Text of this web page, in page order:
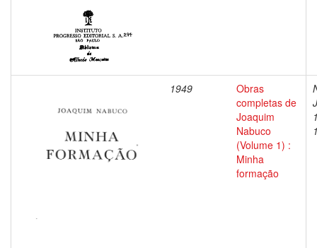
1949
Obras
completas de
Joaquim
Nabuco
(Volume 1) :
Minha
formação